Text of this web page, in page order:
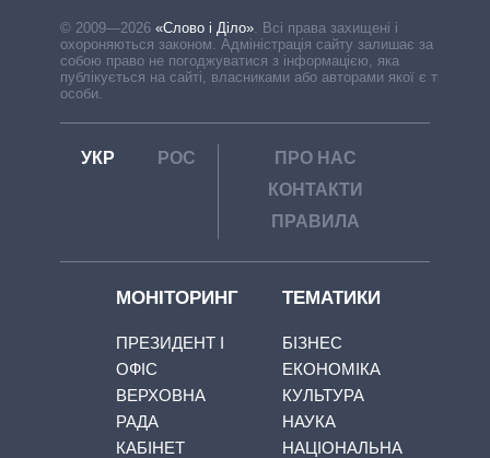
© 2009—2026 «Слово і Діло». Всі права захищені і
охороняються законом. Адміністрація сайту залишає за
собою право не погоджуватися з інформацією, яка
публікується на сайті, власниками або авторами якої є треті
особи.
УКР РОС
ПРО НАС
КОНТАКТИ
ПРАВИЛА
МОНІТОРИНГ
ПРЕЗИДЕНТ І
ОФІС
ВЕРХОВНА
РАДА
КАБІНЕТ
ТЕМАТИКИ
БІЗНЕС
ЕКОНОМІКА
КУЛЬТУРА
НАУКА
НАЦІОНАЛЬНА